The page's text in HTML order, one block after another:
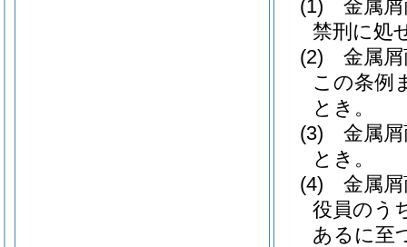
(1)
金属
禁刑に処
(2)
金属
この条例
とき。
(3)
金属
とき。
(4)
金属
役員のう
あるに至